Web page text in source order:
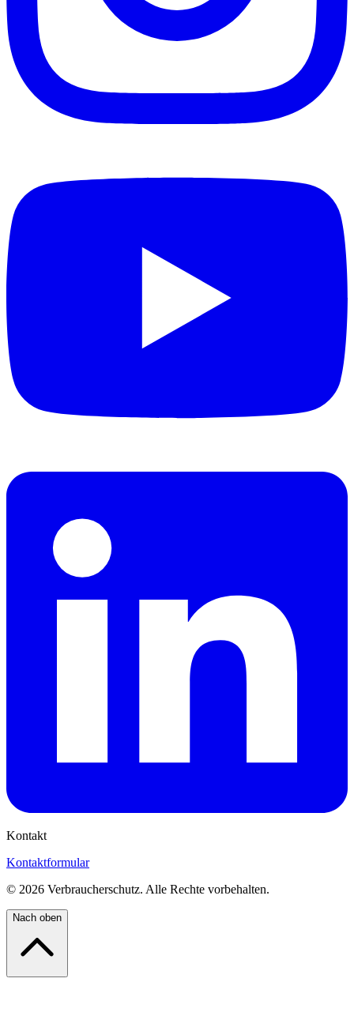
Kontakt
Kontaktformular
© 2026 Verbraucherschutz. Alle Rechte vorbehalten.
Nach oben